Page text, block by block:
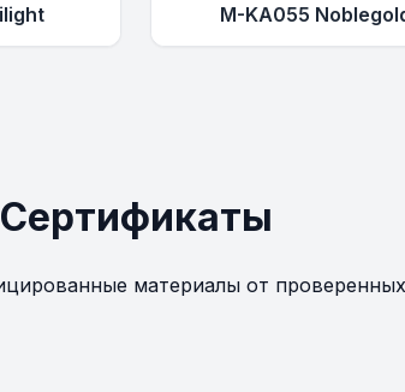
M-KA055
Сертификаты
материалы от